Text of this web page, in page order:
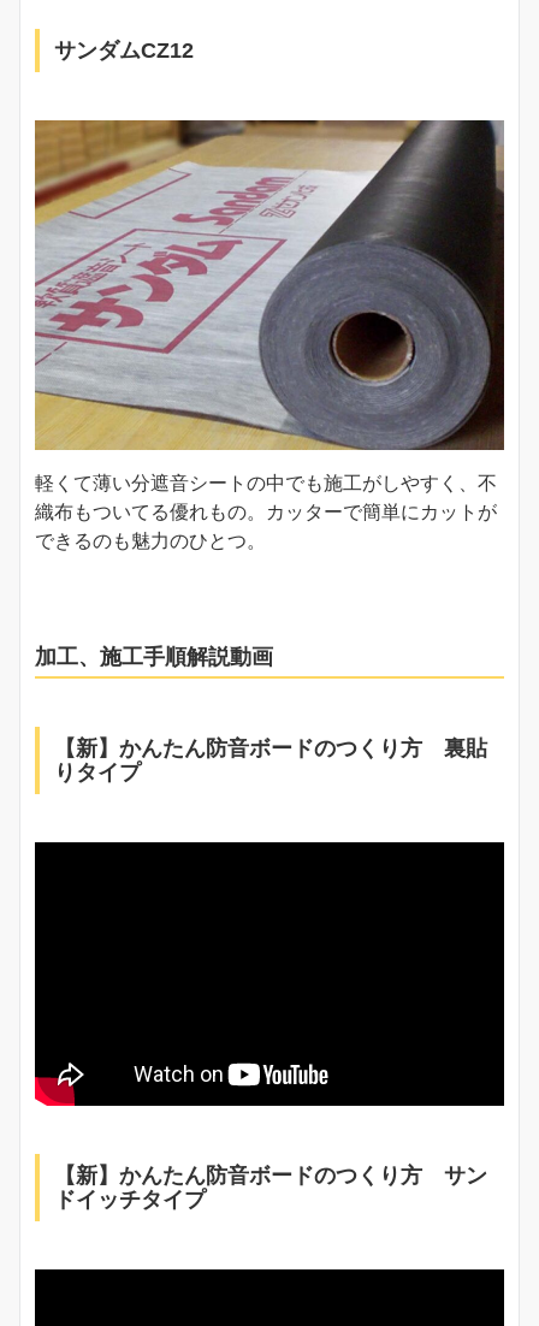
サンダムCZ12
軽くて薄い分遮音シートの中でも施工がしやすく、不
織布もついてる優れもの。カッターで簡単にカットが
できるのも魅力のひとつ。
加工、施工手順解説動画
【新】かんたん防音ボードのつくり方 裏貼
りタイプ
【新】かんたん防音ボードのつくり方 サン
ドイッチタイプ